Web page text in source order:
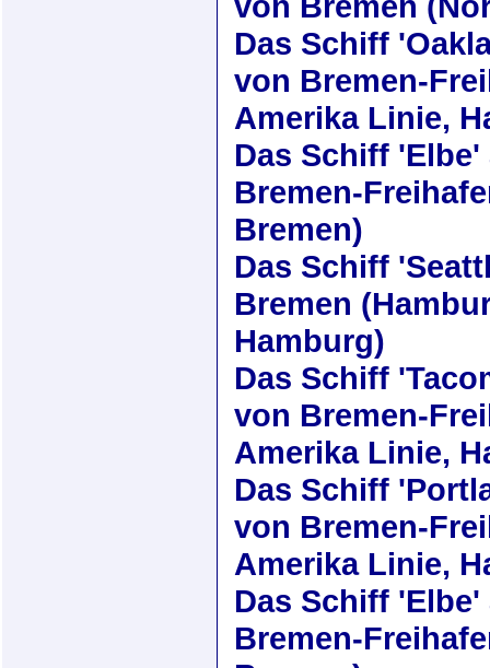
Das Schiff
von Bremen-
Amerika Linie,
Das Schiff 'Elbe'
Bremen-
Bremen)
Das Schiff
Bremen
Hamburg)
Das Schiff
von Bremen-
Amerika Linie,
Das Schiff
von Bremen-
Amerika Linie,
Das Schiff 'Elbe'
Bremen-